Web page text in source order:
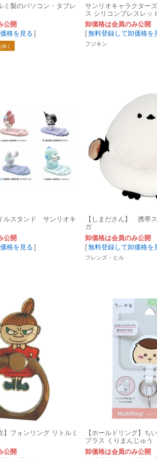
ミ製のパソコン・タブレ
公開
格を見る ]
除く
サンリオキャラクター
ス シリコンブレスレッ
NG-645KT 未定
卸価格は会員のみ公開
[無料登録して卸価格を
フジキン
ルスタンド サンリオキ
公開
格を見る ]
【しまださん】 携帯
ガ
卸価格は会員のみ公開
[無料登録して卸価格を
フレンズ・ヒル
】フォンリング リトルミ
公開
【ホールドリング】ち
プラス くりまんじゅう
卸価格は会員のみ公開